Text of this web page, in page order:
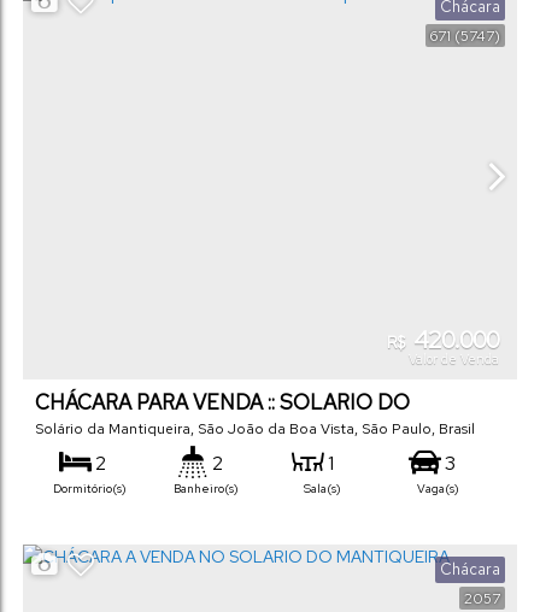
671(5747)
Chácara
R$ 420.000
Valor de Venda
CHÁCARA PARA VENDA :: SOLARIO DO
MANTIQUEIRA
Solário da Mantiqueira, São João da Boa Vista, São Paulo, Brasil
2
Dormitório(s)
2
Banheiro(s)
1
Sala(s)
3
Vaga(s)
1000.00m²
2057
Chácara